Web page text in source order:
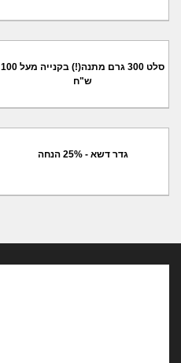
סלט 300 גרם מתנה(!) בקנייה מעל 100
ש"ח
גדר דשא - 25% הנחה